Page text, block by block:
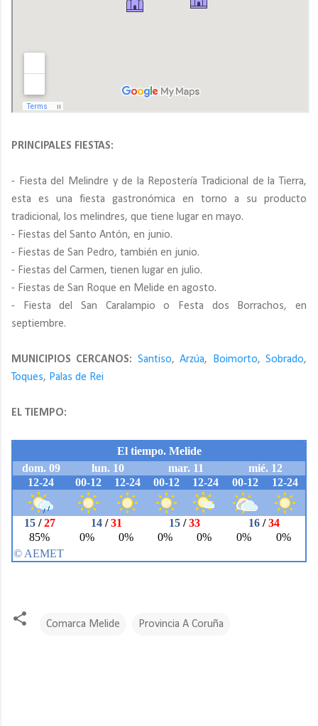
PRINCIPALES FIESTAS:
- Fiesta del Melindre y de la Repostería Tradicional de la Tierra,
esta es una fiesta gastronómica en torno a su producto
tradicional, los melindres, que tiene lugar en mayo.
- Fiestas del Santo Antón, en junio.
- Fiestas de San Pedro, también en junio.
- Fiestas del Carmen, tienen lugar en julio.
- Fiestas de San Roque en Melide en agosto.
- Fiesta del San Caralampio o Festa dos Borrachos, en
septiembre.
MUNICIPIOS CERCANOS: Santiso,Arzúa, Boimorto,Sobrado,
Toques, Palas de Rei
EL TIEMPO:
Comarca Melide Provincia A Coruña